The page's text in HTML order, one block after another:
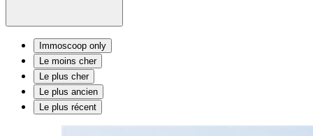
Immoscoop only
Le moins cher
Le plus cher
Le plus ancien
Le plus récent